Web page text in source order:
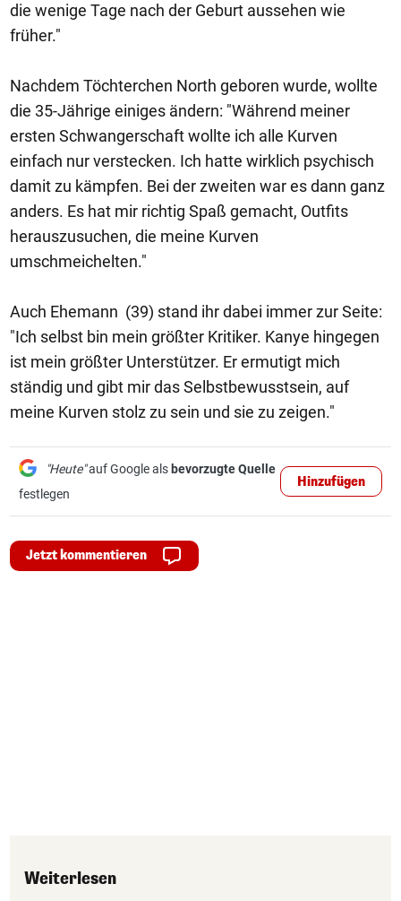
die wenige Tage nach der Geburt aussehen wie
früher."
Nachdem Töchterchen North geboren wurde, wollte
die 35-Jährige einiges ändern: "Während meiner
ersten Schwangerschaft wollte ich alle Kurven
einfach nur verstecken. Ich hatte wirklich psychisch
damit zu kämpfen. Bei der zweiten war es dann ganz
anders. Es hat mir richtig Spaß gemacht, Outfits
herauszusuchen, die meine Kurven
umschmeichelten."
Auch Ehemann (39) stand ihr dabei immer zur Seite:
"Ich selbst bin mein größter Kritiker. Kanye hingegen
ist mein größter Unterstützer. Er ermutigt mich
ständig und gibt mir das Selbstbewusstsein, auf
meine Kurven stolz zu sein und sie zu zeigen."
"Heute"auf Google als bevorzugte Quelle
festlegen
Hinzufügen
Jetzt kommentieren
Weiterlesen